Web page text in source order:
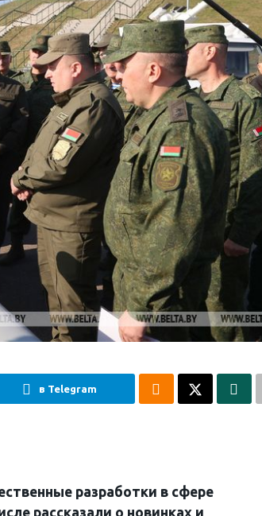
в Telegram
разработки в сфере
рассказали о новинках и